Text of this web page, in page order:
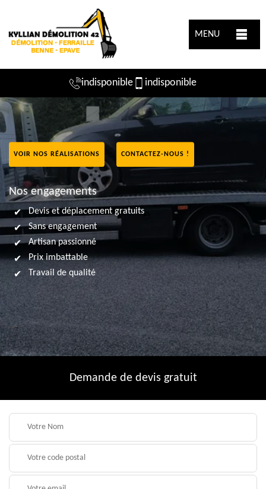
MENU
indisponible indisponible
VOIR NOS RÉALISATIONS CONTACTEZ-NOUS !
Nos engagements
Devis et déplacement gratuits
Sans engagement
Artisan passionné
Prix imbattable
Travail de qualité
Demande de devis gratuit